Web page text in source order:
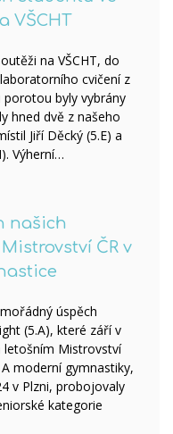
VŠCHT
na VŠCHT, do
cvičení z
byly vybrány
hned dvě z našeho
Jiří Děcký (5.E) a
Výherní…
našich
ČR v
úspěch
(5.A), které září v
letošním Mistrovství
moderní gymnastiky,
v Plzni, probojovaly
kategorie